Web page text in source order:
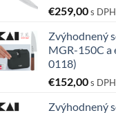
€259,00s DPH
Zvýhodnený
MGR-150C a
0118)
€152,00s DPH
Zvýhodnený